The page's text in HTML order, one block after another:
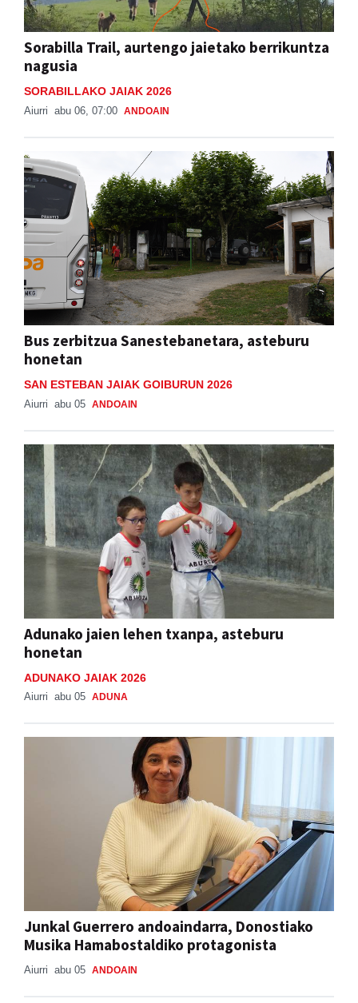
Sorabilla Trail, aurtengo jaietako berrikuntza
nagusia
SORABILLAKO JAIAK 2026
Aiurri abu 06, 07:00 ANDOAIN
Bus zerbitzua Sanestebanetara, asteburu
honetan
SAN ESTEBAN JAIAK GOIBURUN 2026
Aiurri abu 05 ANDOAIN
Adunako jaien lehen txanpa, asteburu
honetan
ADUNAKO JAIAK 2026
Aiurri abu 05 ADUNA
Junkal Guerrero andoaindarra, Donostiako
Musika Hamabostaldiko protagonista
Aiurri abu 05 ANDOAIN